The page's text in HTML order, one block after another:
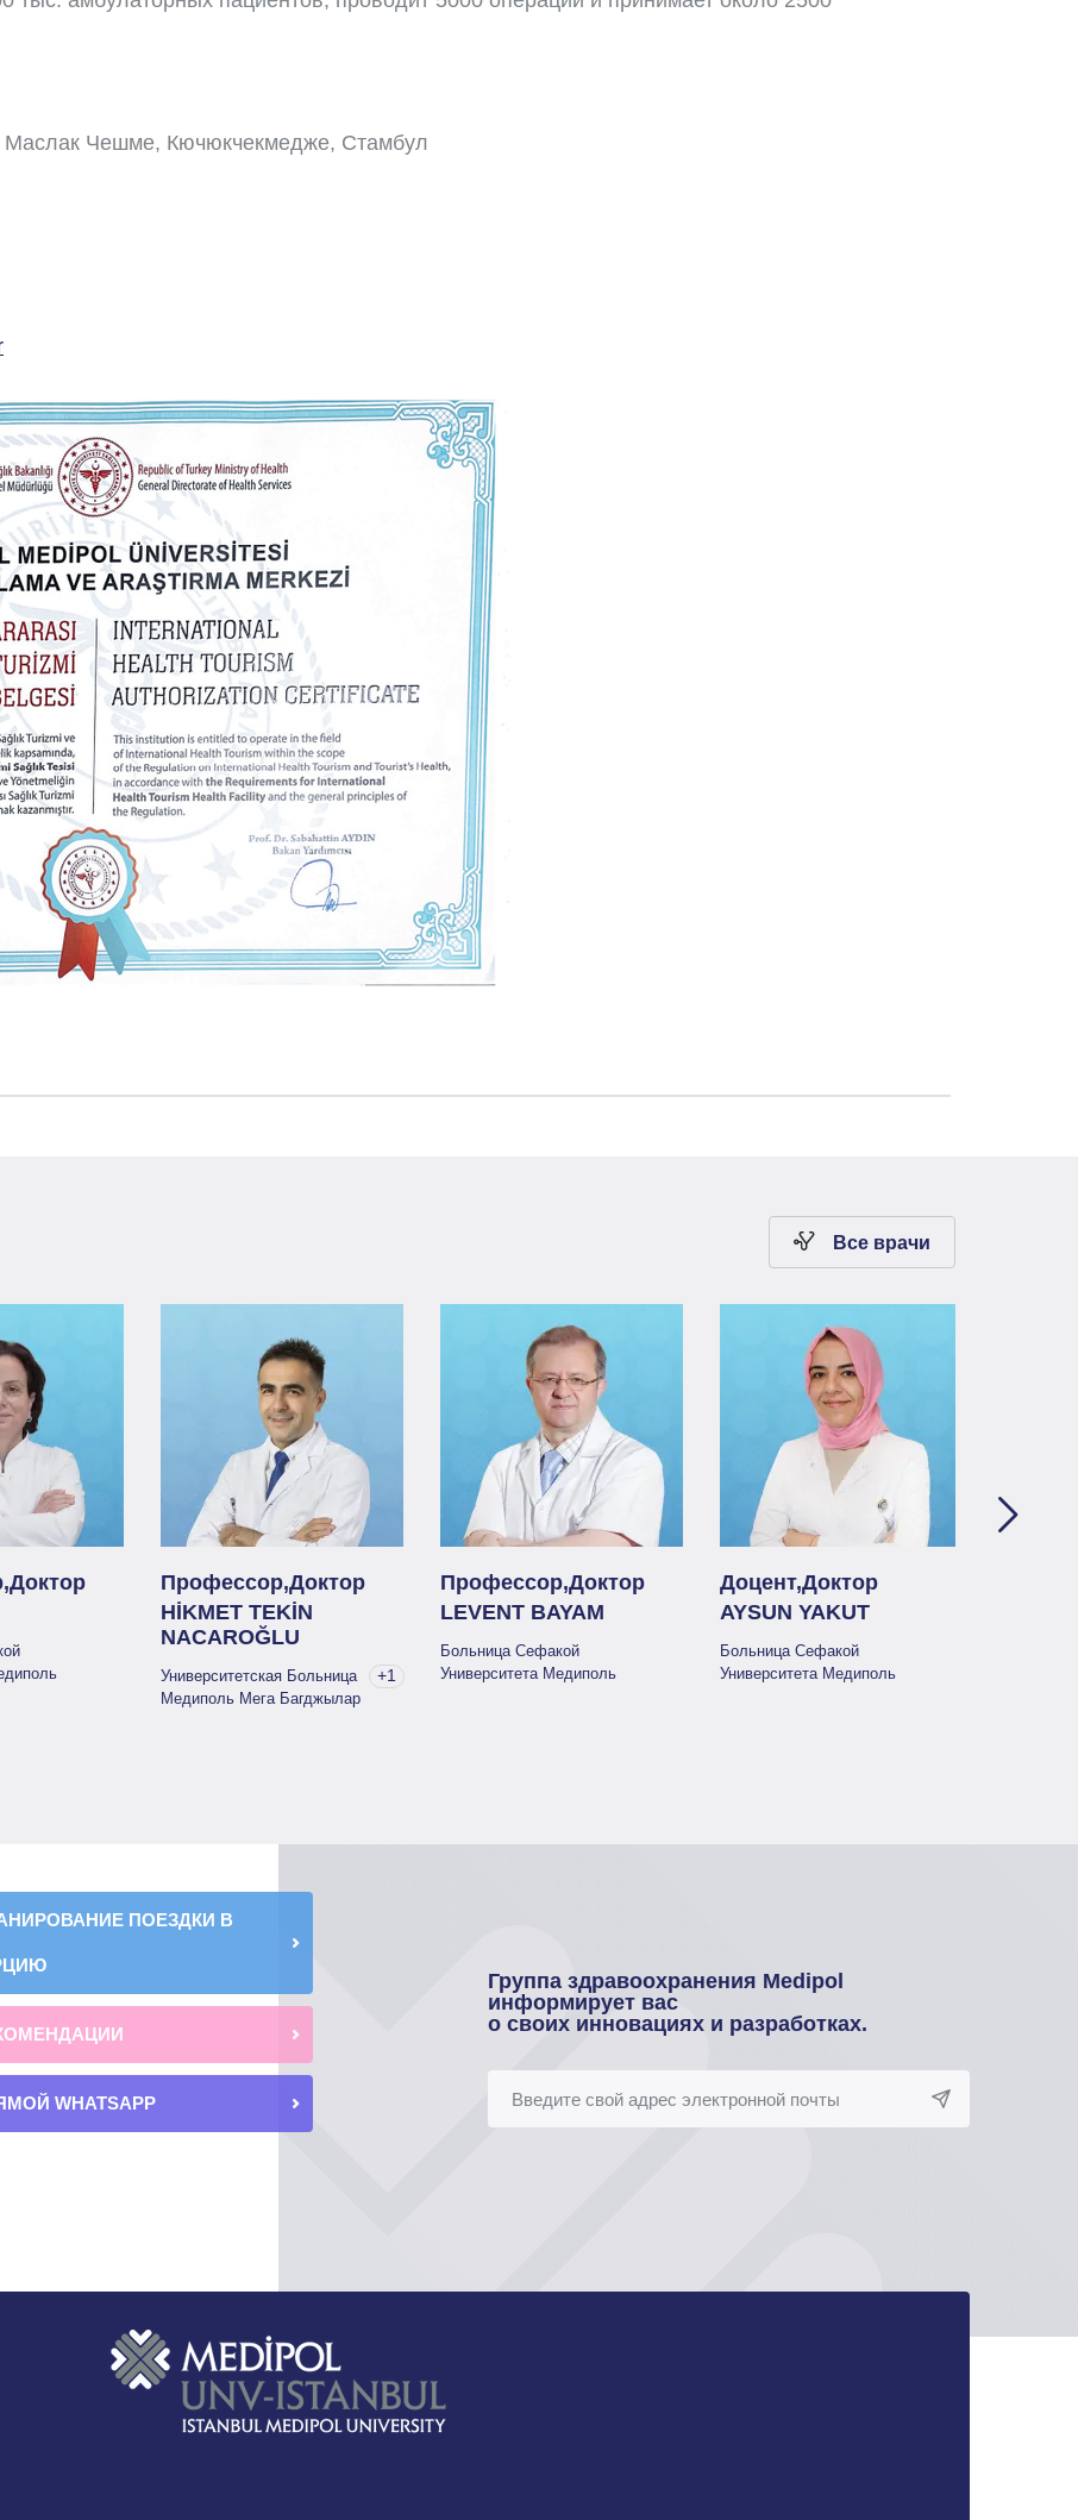
Маслак Чешме, Кючюкчекмедже, Стамбул
Все врачи
Профессор,Доктор
HİKMET TEKİN
NACAROĞLU
Университетская Больница
Медиполь Мега Багджылар
+1
Профессор,Доктор
LEVENT BAYAM
Больница Сефакой
Университета Медиполь
Доцент,Доктор
AYSUN YAKUT
Больница Сефакой
Университета Медиполь
ПОЕЗДКИ В
WHATSAPP
Группа здравоохранения Medipol
информирует вас
о своих инновациях и разработках.